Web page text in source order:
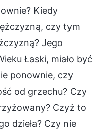
Kiedy
czy tym
Jego
Łaski, miało być
ponownie, czy
od grzechu? Czy
Czyż to
dzieła? Czy nie